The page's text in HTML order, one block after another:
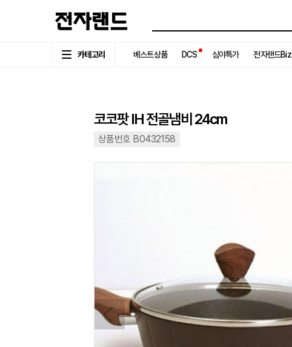
카테고리 베스트상품 DCS 심야특가 전자랜드Biz
코코팟 IH 전골냄비 24cm
상품번호 B0432158